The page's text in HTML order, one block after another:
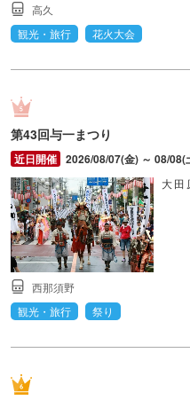
高久
観光・旅行
花火大会
第43回与一まつり
2026/08/07(金) ～ 08/08(
大田
西那須野
観光・旅行
祭り